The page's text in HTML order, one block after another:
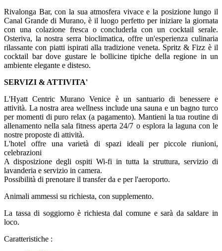
Rivalonga Bar, con la sua atmosfera vivace e la posizione lungo il
Canal Grande di Murano, è il luogo perfetto per iniziare la giornata
con una colazione fresca o concluderla con un cocktail serale.
Osteriva, la nostra serra bioclimatica, offre un'esperienza culinaria
rilassante con piatti ispirati alla tradizione veneta. Spritz & Fizz è il
cocktail bar dove gustare le bollicine tipiche della regione in un
ambiente elegante e disteso.
SERVIZI & ATTIVITA'
L'Hyatt Centric Murano Venice è un santuario di benessere e
attività. La nostra area wellness include una sauna e un bagno turco
per momenti di puro relax (a pagamento). Mantieni la tua routine di
allenamento nella sala fitness aperta 24/7 o esplora la laguna con le
nostre proposte di attività.
L'hotel offre una varietà di spazi ideali per piccole riunioni,
celebrazioni
A disposizione degli ospiti Wi-fi in tutta la struttura, servizio di
lavanderia e servizio in camera.
Possibilità di prenotare il transfer da e per l'aeroporto.
Animali ammessi su richiesta, con supplemento.
La tassa di soggiorno è richiesta dal comune e sarà da saldare in
loco.
Caratteristiche :